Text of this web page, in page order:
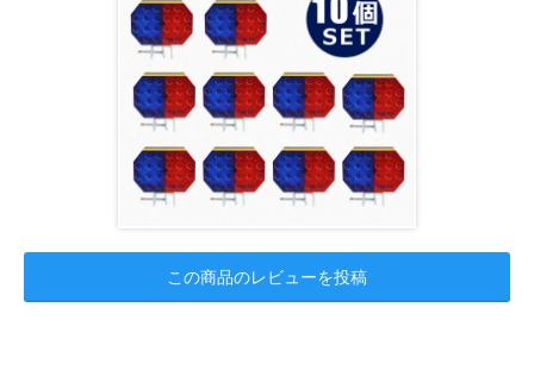
この商品のレビューを投稿